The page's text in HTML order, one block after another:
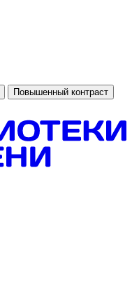
Повышенный контраст